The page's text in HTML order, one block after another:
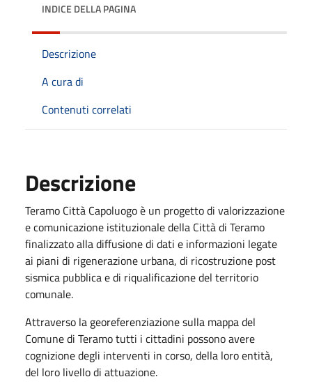
INDICE DELLA PAGINA
Descrizione
A cura di
Contenuti correlati
Descrizione
Teramo Città Capoluogo è un progetto di valorizzazione
e comunicazione istituzionale della Città di Teramo
finalizzato alla diffusione di dati e informazioni legate
ai piani di rigenerazione urbana, di ricostruzione post
sismica pubblica e di riqualificazione del territorio
comunale.
Attraverso la georeferenziazione sulla mappa del
Comune di Teramo tutti i cittadini possono avere
cognizione degli interventi in corso, della loro entità,
del loro livello di attuazione.